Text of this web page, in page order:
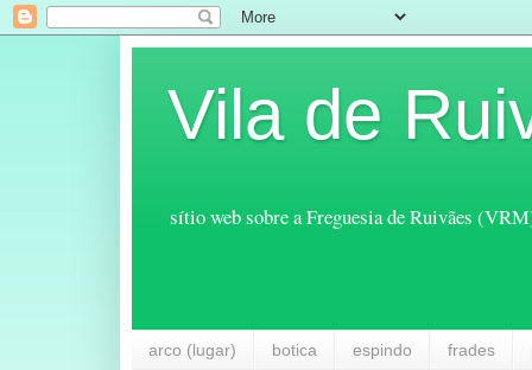
Vila de
sítio web sobre a Freguesia de Ruivães
arco (lugar) botica espindo frades